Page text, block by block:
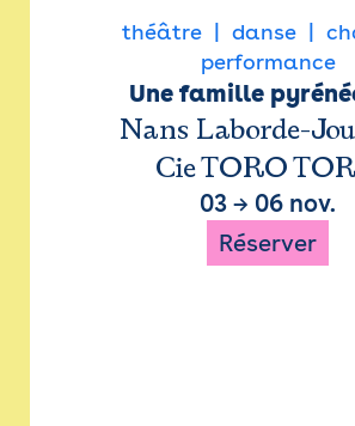
théâtre danse
performance
Une famille
Nans Laborde-
Cie TORO
03 → 06 nov.
Réserver